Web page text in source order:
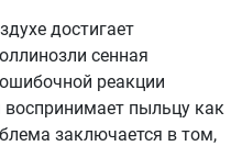
достигает
сенная
реакции
пыльцу как
заключается в том,